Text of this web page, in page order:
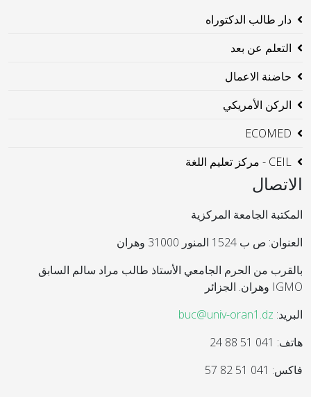
دار طالب الدكتوراه
التعلم عن بعد
حاضنة الاعمال
الركن الأمريكي
ECOMED
CEIL - مركز تعليم اللغة
الاتصال
المكتبة الجامعة المركزية
العنوان: ص ب 1524 المنور 31000 وهران
بالقرب من الحرم الجامعي الأستاذ طالب مراد سالم السابق
IGMO وهران. الجزائر
البريد: buc@univ-oran1.dz
هاتف: 041 51 88 24
فاكس: 041 51 82 57